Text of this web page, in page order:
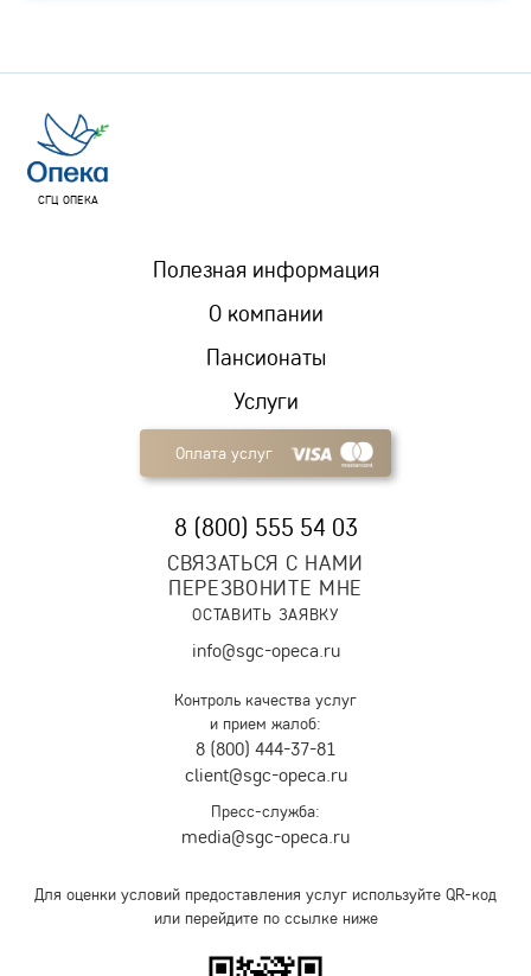
СГЦ ОПЕКА
Пансионаты
Услуги
Полезная информация
О компании
Оплата услуг
8 (800) 555 54 03
СВЯЗАТЬСЯ С НАМИ
ПЕРЕЗВОНИТЕ МНЕ
ОСТАВИТЬ ЗАЯВКУ
info@sgc-opeca.ru
Контроль качества услуг
и прием жалоб:
8 (800) 444-37-81
client@sgc-opeca.ru
Пресс-служба:
media@sgc-opeca.ru
Для оценки условий предоставления услуг используйте QR-код
или перейдите по ссылке ниже